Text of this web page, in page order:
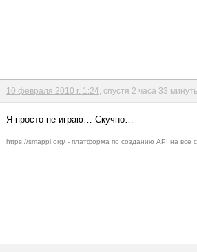
10 февраля 2010 г. 1:24 , спустя 2 часа 33
Я просто не играю… Скучно…
https://smappi.org/ - платформа по созданию API на все